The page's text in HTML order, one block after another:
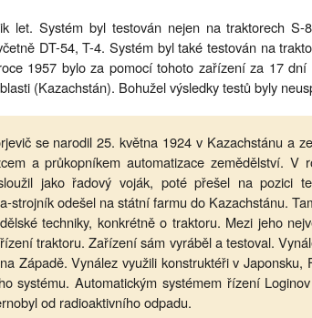
let. Systém byl testován nejen na traktorech
DT-54, T-4. Systém byl také testován na
1957 bylo za pomocí tohoto zařízení za 17
(Kazachstán). Bohužel výsledky testů byly
se narodil 25. května 1924 v Kazachstánu a
a průkopníkem automatizace zemědělství. V
jako řadový voják, poté přešel na pozici
strojník odešel na státní farmu do Kazachstánu.
techniky, konkrétně o traktoru. Mezi jeho
traktoru. Zařízení sám vyráběl a testoval.
Západě. Vynález využili konstruktéři v Japonsku,
systému. Automatickým systémem řízení
od radioaktivního odpadu.